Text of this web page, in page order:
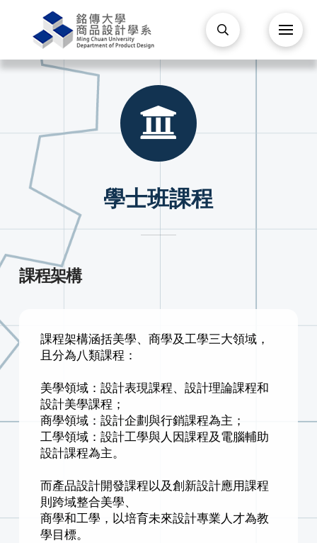
學士班課程
課程架構
課程架構涵括美學、商學及工學三大領域，
且分為八類課程：
美學領域：設計表現課程、設計理論課程和
設計美學課程；
商學領域：設計企劃與行銷課程為主；
工學領域：設計工學與人因課程及電腦輔助
設計課程為主。
而產品設計開發課程以及創新設計應用課程
則跨域整合美學、
商學和工學，以培育未來設計專業人才為教
學目標。